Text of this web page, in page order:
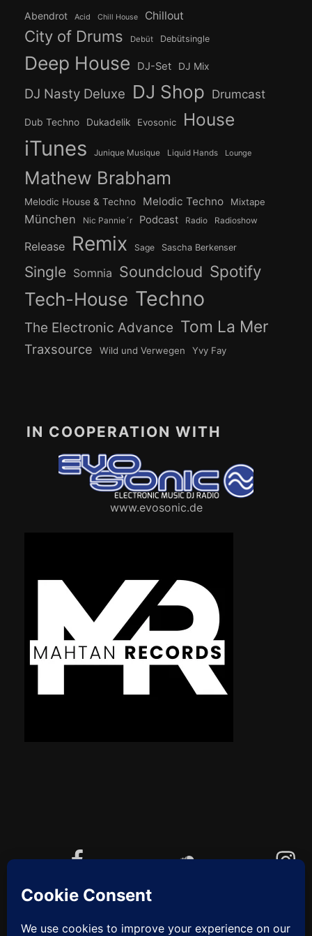
Abendrot Acid Chill House Chillout
City of Drums Debüt Debütsingle
Deep House DJ-Set DJ Mix
DJ Nasty Deluxe DJ Shop Drumcast
Dub Techno Dukadelik Evosonic House
iTunes Junique Musique Liquid Hands Lounge
Mathew Brabham
Melodic House & Techno Melodic Techno Mixtape
München Nic Pannie´r Podcast Radio Radioshow
Release Remix Sage Sascha Berkenser
Single Somnia Soundcloud Spotify
Tech-House Techno
The Electronic Advance Tom La Mer
Traxsource Wild und Verwegen Yvy Fay
IN COOPERATION WITH
www.evosonic.de
YouTube
Cookie-Richtlinie (EU)